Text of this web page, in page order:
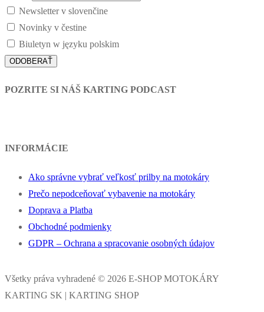
Newsletter v slovenčine
Novinky v čestine
Biuletyn w języku polskim
POZRITE SI NÁŠ KARTING PODCAST
INFORMÁCIE
Ako správne vybrať veľkosť prilby na motokáry
Prečo nepodceňovať vybavenie na motokáry
Doprava a Platba
Obchodné podmienky
GDPR – Ochrana a spracovanie osobných údajov
Všetky práva vyhradené © 2026 E-SHOP MOTOKÁRY
KARTING SK | KARTING SHOP